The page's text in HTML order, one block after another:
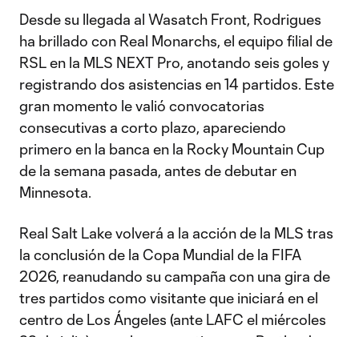
Desde su llegada al Wasatch Front, Rodrigues
ha brillado con Real Monarchs, el equipo filial de
RSL en la MLS NEXT Pro, anotando seis goles y
registrando dos asistencias en 14 partidos. Este
gran momento le valió convocatorias
consecutivas a corto plazo, apareciendo
primero en la banca en la Rocky Mountain Cup
de la semana pasada, antes de debutar en
Minnesota.
Real Salt Lake volverá a la acción de la MLS tras
la conclusión de la Copa Mundial de la FIFA
2026, reanudando su campaña con una gira de
tres partidos como visitante que iniciará en el
centro de Los Ángeles (ante LAFC el miércoles